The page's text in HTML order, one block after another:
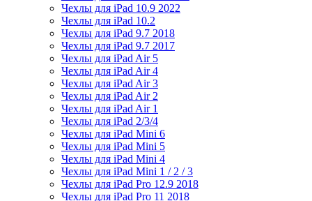
Чехлы для iPad 10.9 2022
Чехлы для iPad 10.2
Чехлы для iPad 9.7 2018
Чехлы для iPad 9.7 2017
Чехлы для iPad Air 5
Чехлы для iPad Air 4
Чехлы для iPad Air 3
Чехлы для iPad Air 2
Чехлы для iPad Air 1
Чехлы для iPad 2/3/4
Чехлы для iPad Mini 6
Чехлы для iPad Mini 5
Чехлы для iPad Mini 4
Чехлы для iPad Mini 1 / 2 / 3
Чехлы для iPad Pro 12.9 2018
Чехлы для iPad Pro 11 2018